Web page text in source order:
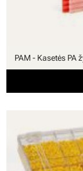
PAM - Kasetės PA